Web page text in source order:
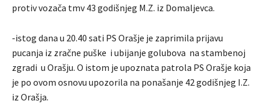
protiv vozača tmv 43 godišnjeg M.Z. iz Domaljevca.
-istog dana u 20.40 sati PS Orašje je zaprimila prijavu
pucanja iz zračne puške i ubijanje golubova na stambenoj
zgradi u Orašju. O istom je upoznata patrola PS Orašje koja
je po ovom osnovu upozorila na ponašanje 42 godišnjeg I.Z.
iz Orašja.